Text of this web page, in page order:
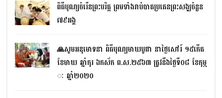
ពិធីបុណ្យចំរើនព្រះបរិត្ត ព្រមទាំងរាប់បាតប្រគេនព្រះសង្ឃចំនួន
៧៩អង្គ
🙏សូមអនុមោទនា ពិធីបុណ្យមាឃបូជា នាថ្ងៃសៅរ៍ ១៥កើត
ខែមាឃ ឆ្នាំកុរ ឯកស័ក ព.ស.២៥៦៣ ត្រូវនឹងថ្ងៃទី០៨ ខែកុម្ភ
ៈ ឆ្នាំ២០២០